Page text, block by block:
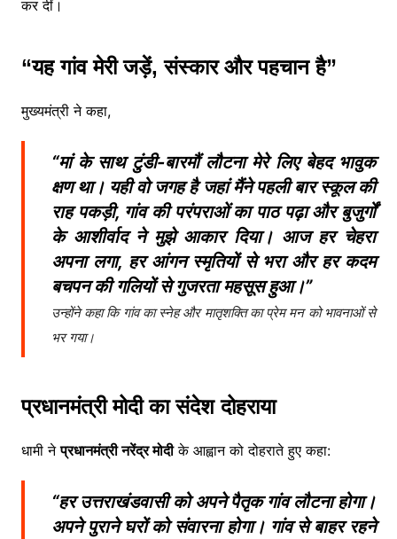
कर दीं।
“यह गांव मेरी जड़ें, संस्कार और पहचान है”
मुख्यमंत्री ने कहा,
“मां के साथ टुंडी-बारमौं लौटना मेरे लिए बेहद भावुक
क्षण था। यही वो जगह है जहां मैंने पहली बार स्कूल की
राह पकड़ी, गांव की परंपराओं का पाठ पढ़ा और बुजुर्गों
के आशीर्वाद ने मुझे आकार दिया। आज हर चेहरा
अपना लगा, हर आंगन स्मृतियों से भरा और हर कदम
बचपन की गलियों से गुजरता महसूस हुआ।”
उन्होंने कहा कि गांव का स्नेह और मातृशक्ति का प्रेम मन को भावनाओं से
भर गया।
प्रधानमंत्री मोदी का संदेश दोहराया
धामी नेप्रधानमंत्री नरेंद्र मोदीके आह्वान को दोहराते हुए कहा:
“हर उत्तराखंडवासी को अपने पैतृक गांव लौटना होगा।
अपने पुराने घरों को संवारना होगा। गांव से बाहर रहने